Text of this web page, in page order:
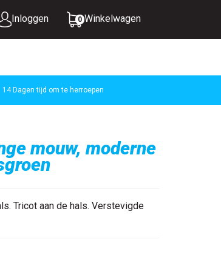
Inloggen 0 Winkelwagen
UW WINKELWAGEN IS LEEG.
14 Dagen tijd om te herroepen
mouw, moderne
Tricot aan de hals. Verstevigde